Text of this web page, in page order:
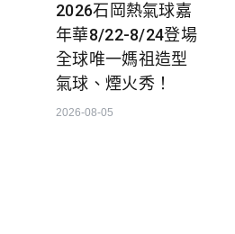
2026石岡熱氣球嘉
年華8/22-8/24登場
全球唯一媽祖造型
氣球、煙火秀！
2026-08-05